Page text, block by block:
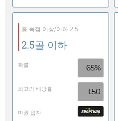
총 득점 이상/이하 2.5
2.5골 이하
확률 65%
최고의 배당률 1.50
마권 업자